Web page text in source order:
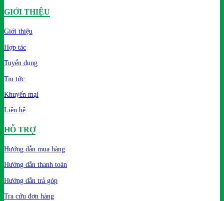
GIỚI THIỆU
Giới thiệu
Hợp tác
Tuyển dụng
Tin tức
Khuyến mại
Liên hệ
HỖ TRỢ
Hướng dẫn mua hàng
Hướng dẫn thanh toán
Hướng dẫn trả góp
Tra cứu đơn hàng